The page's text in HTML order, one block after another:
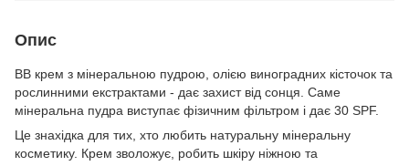
Опис
ВВ крем з мінеральною пудрою, олією виноградних кісточок та
рослинними екстрактами - дає захист від сонця. Саме
мінеральна пудра виступає фізичним фільтром і дає 30 SPF.
Це знахідка для тих, хто любить натуральну мінеральну
косметику. Крем зволожує, робить шкіру ніжною та